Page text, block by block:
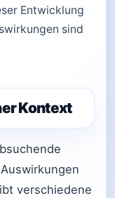
Entwicklung
sind
Kontext
verschiedene